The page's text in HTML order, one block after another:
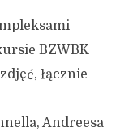
BZWBK
łącznie
Andreesa